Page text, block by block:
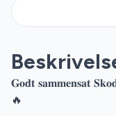
𝐆𝐨𝐝𝐭 𝐬𝐚𝐦𝐦𝐞𝐧𝐬𝐚𝐭
🔥